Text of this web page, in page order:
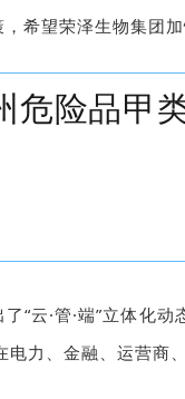
望荣泽生物集团
险品甲
云·管·端”立体化
力、金融、运营商